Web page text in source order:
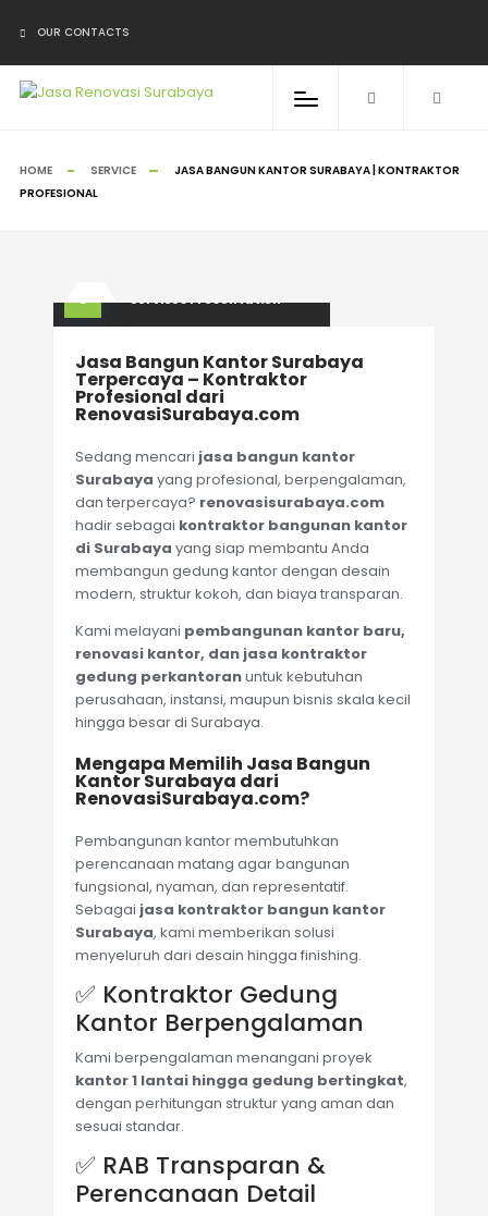
OUR CONTACTS
HOME SERVICE
JASA BANGUN KANTOR SURABAYA | KONTRAKTOR
PROFESIONAL
Services Presentation
Jasa Bangun Kantor Surabaya
Terpercaya – Kontraktor
Profesional dari
RenovasiSurabaya.com
Sedang mencari jasa bangun kantor
Surabaya yang profesional, berpengalaman,
dan terpercaya? renovasisurabaya.com
hadir sebagai kontraktor bangunan kantor
di Surabaya yang siap membantu Anda
membangun gedung kantor dengan desain
modern, struktur kokoh, dan biaya transparan.
Kami melayani pembangunan kantor baru,
renovasi kantor, dan jasa kontraktor
gedung perkantoranuntuk kebutuhan
perusahaan, instansi, maupun bisnis skala kecil
hingga besar di Surabaya.
Mengapa Memilih Jasa Bangun
Kantor Surabaya dari
RenovasiSurabaya.com?
Pembangunan kantor membutuhkan
perencanaan matang agar bangunan
fungsional, nyaman, dan representatif.
Sebagai jasa kontraktor bangun kantor
Surabaya, kami memberikan solusi
menyeluruh dari desain hingga finishing.
✅ Kontraktor Gedung
Kantor Berpengalaman
Kami berpengalaman menangani proyek
kantor 1 lantai hingga gedung bertingkat,
dengan perhitungan struktur yang aman dan
sesuai standar.
✅ RAB Transparan &
Perencanaan Detail